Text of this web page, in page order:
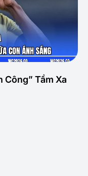
Công” Tầm Xa